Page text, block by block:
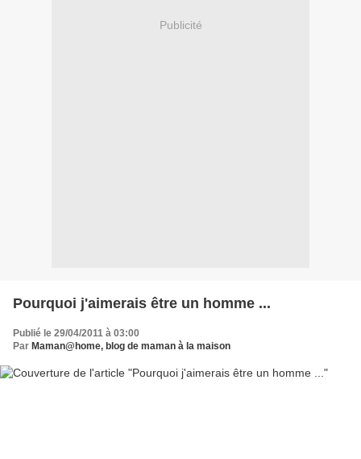
Publicité
Pourquoi j'aimerais être un homme ...
Publié le 29/04/2011 à 03:00
Par Maman@home, blog de maman à la maison